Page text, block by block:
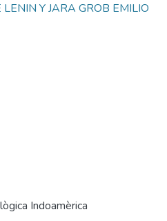
Y JARA GROB EMILIO
Indoamèrica